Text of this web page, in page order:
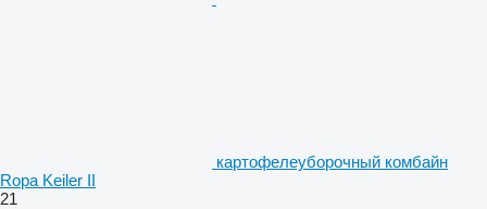
картофелеуборочный комбайн
Ropa Keiler II
21